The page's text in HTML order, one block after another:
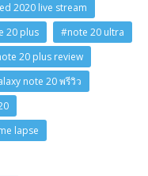
2020 live stream
20 plus
#note 20 ultra
20 plus review
note 20 พรีวิว
lapse